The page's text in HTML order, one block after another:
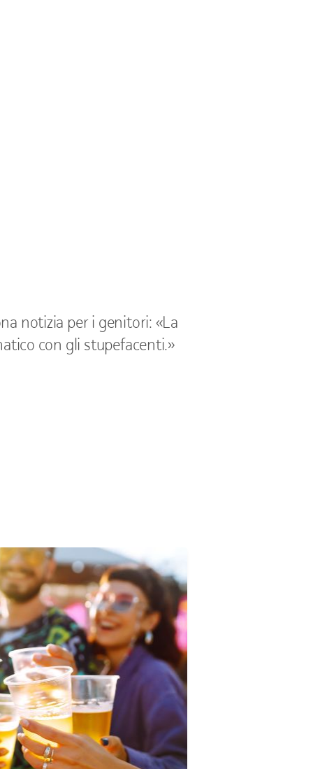
notizia per i genitori: «La
con gli stupefacenti.»